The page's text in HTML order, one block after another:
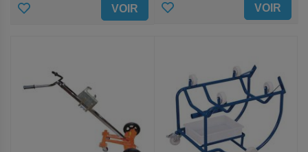
AJOUTER VOIR AJOUTER VOIR